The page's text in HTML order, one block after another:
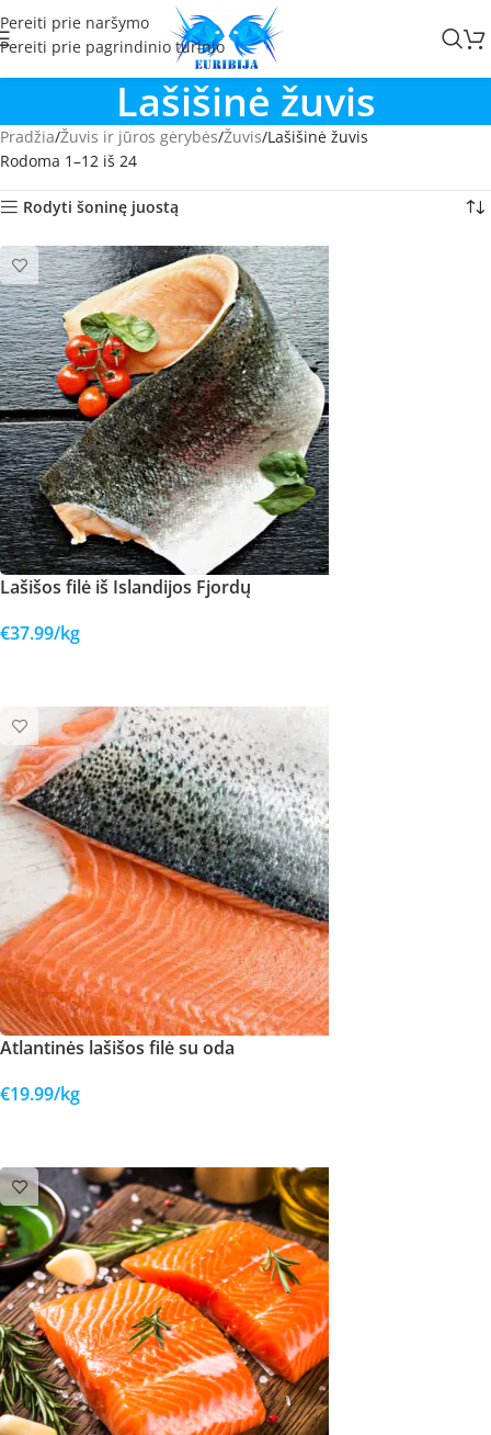
Pereiti prie naršymo
Pereiti prie pagrindinio turinio
Lašišinė žuvis
Pradžia Žuvis ir jūros gėrybės Žuvis Lašišinė žuvis
Rodoma 1–12 iš 24
Rodyti šoninę juostą
Lašišos filė iš Islandijos Fjordų
€37.99/kg
Atlantinės lašišos filė su oda
€19.99/kg